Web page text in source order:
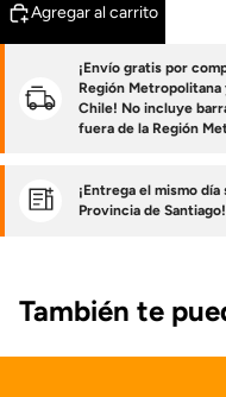
Agregar al carrito
¡Envío gratis por
Región
Chile! No incluye
fuera de la Región
¡Entrega el mismo
Provincia de
También te